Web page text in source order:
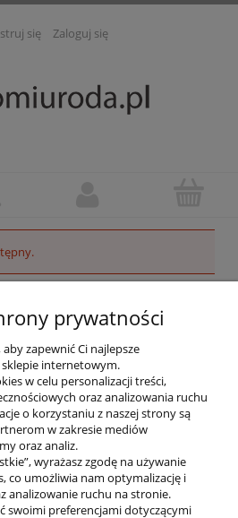
się Zaloguj się
ZAKUPY
KONTO
PROMOCYJNE
prywatności
zapewnić Ci najlepsze
internetowym.
w celu personalizacji treści,
oraz analizowania ruchu
o korzystaniu z naszej strony są
w zakresie mediów
oraz analiz.
wyrażasz zgodę na używanie
co umożliwia nam optymalizację i
analizowanie ruchu na stronie.
swoimi preferencjami dotyczącymi